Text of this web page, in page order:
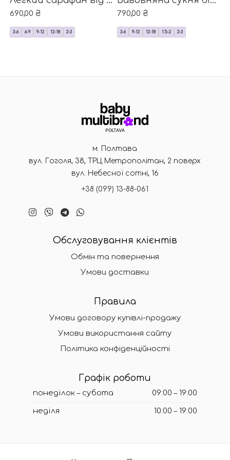
690,00 ₴
3-6 6-9 9-12 12-18 2-3
790,00 ₴
3-6 9-12 12-18 1.5-2 2-3
м. Полтава
вул. Гоголя, 38, ТРЦ Метрополітан, 2 поверх
вул. Небесної сотні, 16
+38 (099) 13-88-061
Обслуговування клієнтів
Обмін та повернення
Умови доставки
Правила
Умови договору купівлі-продажу
Умови використання сайту
Політика конфіденційності
Графік роботи
понеділок – субота 09:00 – 19:00
неділя 10:00 – 19:00